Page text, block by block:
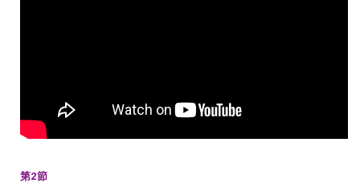
第2節